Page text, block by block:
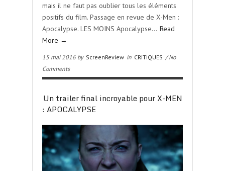
mais il ne faut pas oublier tous les éléments
positifs du film. Passage en revue de X-Men :
Apocalypse. LES MOINS Apocalypse… Read
More →
15 mai 2016 by ScreenReview in CRITIQUES / No
Comments
Un trailer final incroyable pour X-MEN
: APOCALYPSE